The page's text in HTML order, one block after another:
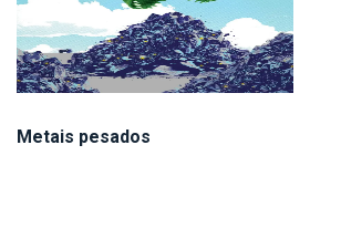
Metais pesados